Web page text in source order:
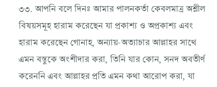
৩৩. আপনি বলে দিনঃ আমার পালনকর্তা কেবলমাত্র অশ্লীল
বিষয়সমূহ হারাম করেছেন যা প্রকাশ্য ও অপ্রকাশ্য এবং
হারাম করেছেন গোনাহ, অন্যায়-অত্যাচার আল্লাহর সাথে
এমন বস্তুকে অংশীদার করা, তিনি যার কোন, সনদ অবতীর্ণ
করেননি এবং আল্লাহর প্রতি এমন কথা আরোপ করা, যা